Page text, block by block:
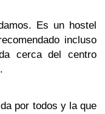
Es un hostel
incluso
cerca del centro
por todos y la que